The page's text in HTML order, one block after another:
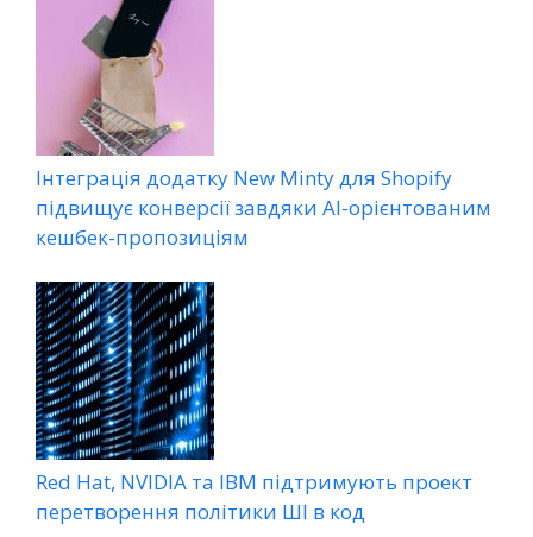
Інтеграція додатку New Minty для Shopify
підвищує конверсії завдяки AI-орієнтованим
кешбек-пропозиціям
Red Hat, NVIDIA та IBM підтримують проект
перетворення політики ШІ в код